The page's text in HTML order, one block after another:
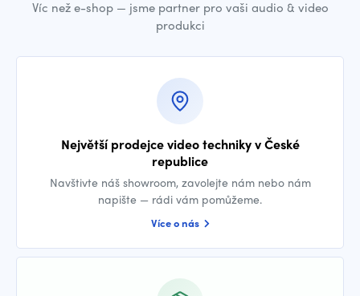
Víc než e-shop — jsme partner pro vaši audio & video
produkci
Největší prodejce video techniky v České
republice
Navštivte náš showroom, zavolejte nám nebo nám
napište — rádi vám pomůžeme.
Více o nás